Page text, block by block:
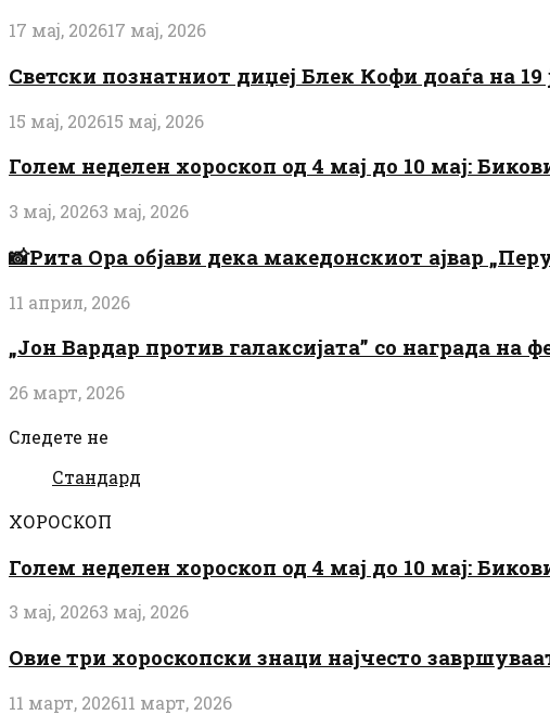
17 мај, 202617 мај, 2026
Светски познатниот диџеј Блек Кофи доаѓа на 19
15 мај, 202615 мај, 2026
Голем неделен хороскоп од 4 мај до 10 мај:
3 мај, 20263 мај, 2026
📸Рита Ора објави дека македонскиот ајвар
11 април, 2026
„Јон Вардар против галаксијата” со награда
26 март, 2026
Следете не
Стандард
ХОРОСКОП
Голем неделен хороскоп од 4 мај до 10 мај:
3 мај, 20263 мај, 2026
Овие три хороскопски знаци најчесто
11 март, 202611 март, 2026